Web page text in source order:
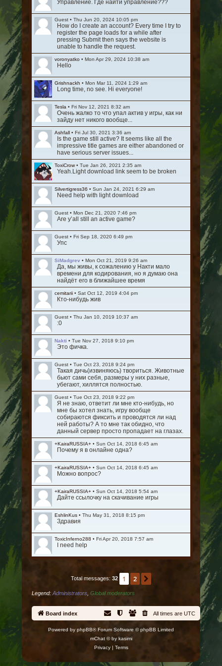
Управление. Где найти управление???
Guest • Thu Jun 20, 2024 10:05 pm
How do I create an account? Every time I try to
register the page loads for a while after
pressing Submit then says the website is
unable to handle the request.
voronyatko • Mon Apr 29, 2024 10:38 am
Hello
Grishnackh • Mon Mar 11, 2024 1:29 am
Long time, no see. Hi everyone!
Tesla • Fri Nov 12, 2021 8:32 am
Очень жалко то что упал актив у игры, как ни
зайду нет никого вообще...
Ashfall • Fri Jul 30, 2021 3:36 am
Is the game still active? It seems like all the
impressive title games are either abandoned or
have serious server issues...
ToxiCrow• Tue Jan 26, 2021 2:35 am
Yeah.Light download link seem to be broken
Silvertigress36 • Sun Jan 24, 2021 6:29 am
Need help with light download
Guest • Mon Dec 21, 2020 7:46 pm
Are y’all still an active game?
Guest • Fri Sep 18, 2020 6:49 pm
Упс
SiMadgrev • Mon Oct 21, 2019 9:26 am
Да, мы живы, к сожалению у Накти мало
времени для кодирования, но я думаю она
найдёт его в ближайшее время
cemitarii • Sat Oct 12, 2019 4:04 pm
Кто-нибудь жив
Guest • Thu Jan 10, 2019 10:37 am
:0
Nakti • Tue Nov 27, 2018 9:10 pm
Это фичка.
Guest • Tue Oct 23, 2018 9:24 pm
Такая дичь(извиняюсь) твориться. Животные
бьют сами себя, размеры у них разные,
убегают, хиллятся полностью.
Guest • Tue Oct 23, 2018 9:22 pm
Я не знаю, ответит ли мне кто-нибудь, но
мне бы хотел знать, игру вообще
собираются фиксить и проводятся ли над
ней работы? А то мне так обидно, что
данный сервер просто пропадает на глазах.
+KairaRUSSIA+ • Sun Oct 14, 2018 6:45 am
Почему я в онлайне одна?
+KairaRUSSIA+ • Sun Oct 14, 2018 6:45 am
Можно вопрос?
+KairaRUSSIA+ • Sun Oct 14, 2018 5:54 am
Дайте ссылочку на скачивание игры
EshlinKus • Thu May 31, 2018 8:15 pm
Здравия
ToxicInferno288 • Fri Apr 20, 2018 7:57 am
I need help
Total messages: 32 1 2
Legend: Administrators Global moderators
Board index All times are UTC
Powered by phpBB® Forum Software © phpBB Limited
mChat © by kasimi
Privacy| Terms